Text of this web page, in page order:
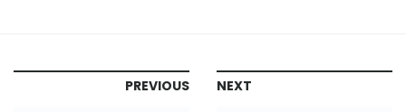
PREVIOUS NEXT